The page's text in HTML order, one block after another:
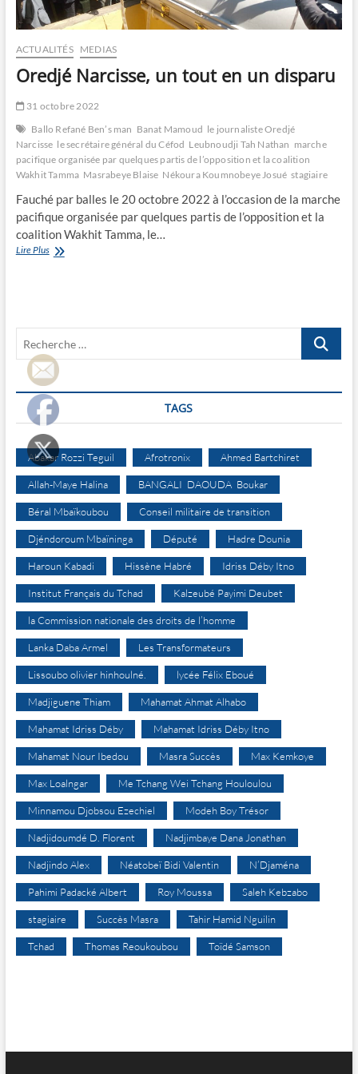
ACTUALITÉS MEDIAS
Oredjé Narcisse, un tout en un disparu
31 octobre 2022
Ballo Refané Ben’s man Banat Mamoud le journaliste Oredjé
Narcisse le secrétaire général du Céfod Leubnoudji Tah Nathan marche
pacifique organisée par quelques partis de l’opposition et la coalition
Wakhit Tamma Masrabeye Blaise Nékoura Koumnobeye Josué stagiaire
Fauché par balles le 20 octobre 2022 à l’occasion de la marche
pacifique organisée par quelques partis de l’opposition et la
coalition Wakhit Tamma, le…
Lire PlusOredjé
Recherche
TAGS
Abakar Rozzi Teguil Afrotronix Ahmed Bartchiret
Allah-Maye Halina BANGALI DAOUDA Boukar
Béral Mbaïkoubou Conseil militaire de transition
Djéndoroum Mbaïninga Député Hadre Dounia
Haroun Kabadi Hissène Habré Idriss Déby Itno
Institut Français du Tchad Kalzeubé Payimi Deubet
la Commission nationale des droits de l’homme
Lanka Daba Armel Les Transformateurs
Lissoubo olivier hinhoulné. lycée Félix Eboué
Madjiguene Thiam Mahamat Ahmat Alhabo
Mahamat Idriss Déby Mahamat Idriss Déby Itno
Mahamat Nour Ibedou Masra Succès Max Kemkoye
Max Loalngar Me Tchang Wei Tchang Houloulou
Minnamou Djobsou Ezechiel Modeh Boy Trésor
Nadjidoumdé D. Florent Nadjimbaye Dana Jonathan
Nadjindo Alex Néatobeï Bidi Valentin N’Djaména
Pahimi Padacké Albert Roy Moussa Saleh Kebzabo
stagiaire Succès Masra Tahir Hamid Nguilin
Tchad Thomas Reoukoubou Toïdé Samson